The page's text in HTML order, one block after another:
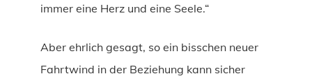
immer eine Herz und eine Seele.“
Aber ehrlich gesagt, so ein bisschen neuer
Fahrtwind in der Beziehung kann sicher